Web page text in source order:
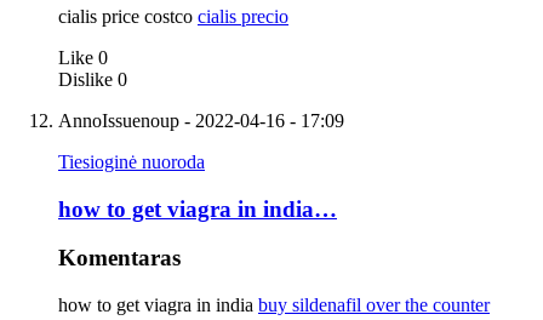
cialis price costco cialis precio
Like 0
Dislike 0
AnnoIssuenoup - 2022-04-16 - 17:09
Tiesioginė nuoroda
how to get viagra in india…
Komentaras
how to get viagra in india buy sildenafil over the counter